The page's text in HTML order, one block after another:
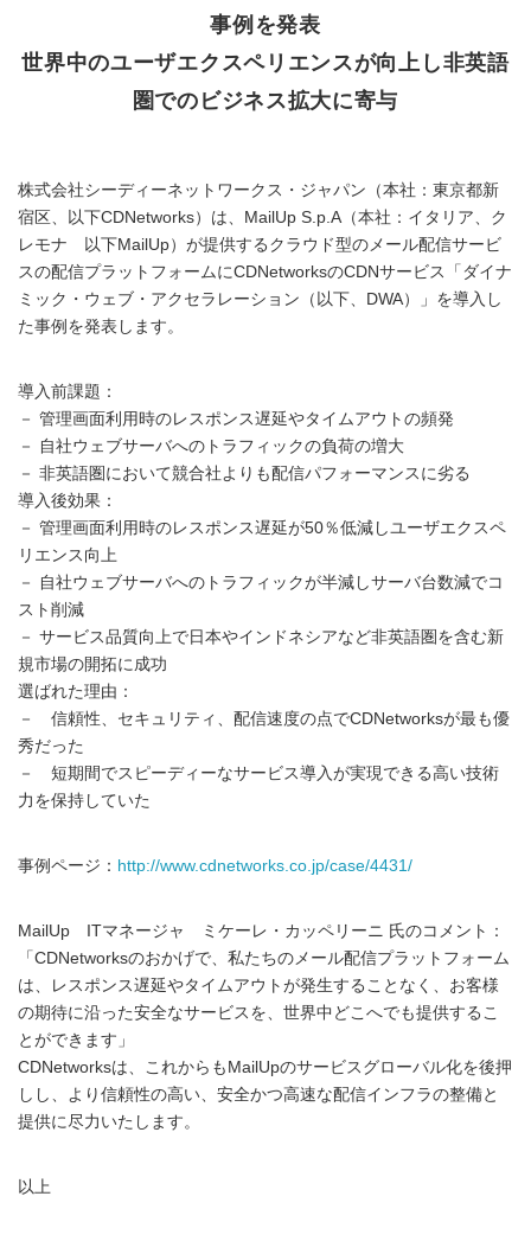
事例を発表
世界中のユーザエクスペリエンスが向上し非英語
圏でのビジネス拡大に寄与
株式会社シーディーネットワークス・ジャパン（本社：東京都新
宿区、以下CDNetworks）は、MailUp S.p.A（本社：イタリア、ク
レモナ 以下MailUp）が提供するクラウド型のメール配信サービ
スの配信プラットフォームにCDNetworksのCDNサービス「ダイナ
ミック・ウェブ・アクセラレーション（以下、DWA）」を導入し
た事例を発表します。
導入前課題：
－ 管理画面利用時のレスポンス遅延やタイムアウトの頻発
－ 自社ウェブサーバへのトラフィックの負荷の増大
－ 非英語圏において競合社よりも配信パフォーマンスに劣る
導入後効果：
－ 管理画面利用時のレスポンス遅延が50％低減しユーザエクスペ
リエンス向上
－ 自社ウェブサーバへのトラフィックが半減しサーバ台数減でコ
スト削減
－ サービス品質向上で日本やインドネシアなど非英語圏を含む新
規市場の開拓に成功
選ばれた理由：
－ 信頼性、セキュリティ、配信速度の点でCDNetworksが最も優
秀だった
－ 短期間でスピーディーなサービス導入が実現できる高い技術
力を保持していた
事例ページ： http://www.cdnetworks.co.jp/case/4431/
MailUp ITマネージャ ミケーレ・カッペリーニ 氏のコメント：
「CDNetworksのおかげで、私たちのメール配信プラットフォーム
は、レスポンス遅延やタイムアウトが発生することなく、お客様
の期待に沿った安全なサービスを、世界中どこへでも提供するこ
とができます」
CDNetworksは、これからもMailUpのサービスグローバル化を後押
しし、より信頼性の高い、安全かつ高速な配信インフラの整備と
提供に尽力いたします。
以上